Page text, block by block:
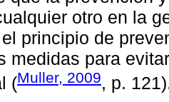
otro en la
principio de
medidas para
(Muller, 2009, p.